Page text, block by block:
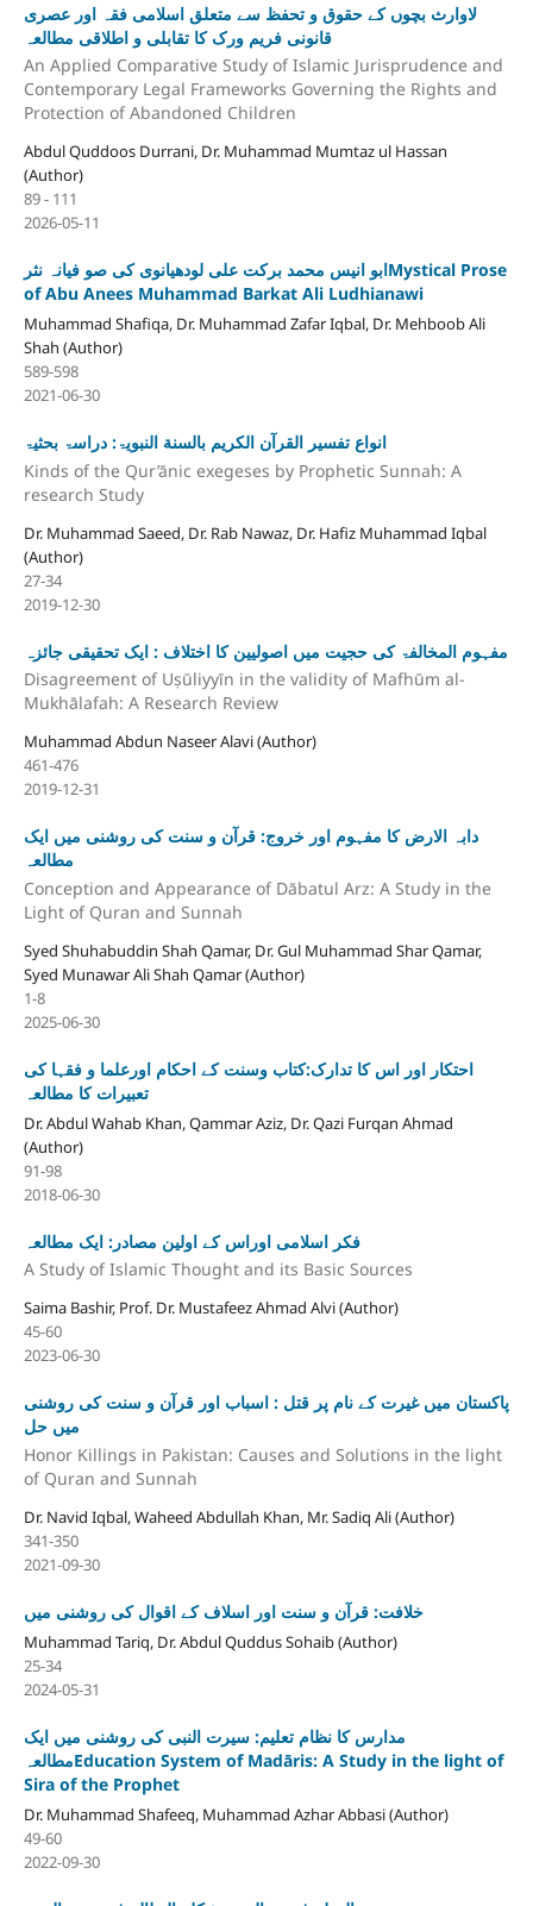
لاوارث بچوں کے حقوق و تحفظ سے متعلق اسلامی فقہ اور عصری
قانونی فریم ورک کا تقابلی و اطلاقی مطالعہ
An Applied Comparative Study of Islamic Jurisprudence and
Contemporary Legal Frameworks Governing the Rights and
Protection of Abandoned Children
Abdul Quddoos Durrani, Dr. Muhammad Mumtaz ul Hassan
(Author)
89 - 111
2026-05-11
ابو انیس محمد برکت علی لودھیانوی کی صو فیانہ نثرMystical Prose
of Abu Anees Muhammad Barkat Ali Ludhianawi
Muhammad Shafiqa, Dr. Muhammad Zafar Iqbal, Dr. Mehboob Ali
Shah (Author)
589-598
2021-06-30
انواع تفسير القرآن الكريم بالسنة النبویۃ: دراسۃ بحثیۃ
Kinds of the Qur’ānic exegeses by Prophetic Sunnah: A
research Study
Dr. Muhammad Saeed, Dr. Rab Nawaz, Dr. Hafiz Muhammad Iqbal
(Author)
27-34
2019-12-30
مفہوم المخالفۃ کی حجیت میں اصولیین کا اختلاف : ایک تحقیقی جائزہ
Disagreement of Uṣūliyyīn in the validity of Mafhūm al-
Mukhālafah: A Research Review
Muhammad Abdun Naseer Alavi (Author)
461-476
2019-12-31
دابہ الارض کا مفہوم اور خروج: قرآن و سنت کی روشنی میں ایک
مطالعہ
Conception and Appearance of Dābatul Arz: A Study in the
Light of Quran and Sunnah
Syed Shuhabuddin Shah Qamar, Dr. Gul Muhammad Shar Qamar,
Syed Munawar Ali Shah Qamar (Author)
1-8
2025-06-30
احتکار اور اس کا تدارک:کتاب وسنت کے احکام اورعلما و فقہا کی
تعبیرات کا مطالعہ
Dr. Abdul Wahab Khan, Qammar Aziz, Dr. Qazi Furqan Ahmad
(Author)
91-98
2018-06-30
فکر اسلامی اوراس کے اولین مصادر: ایک مطالعہ
A Study of Islamic Thought and its Basic Sources
Saima Bashir, Prof. Dr. Mustafeez Ahmad Alvi (Author)
45-60
2023-06-30
پاکستان میں غیرت کے نام پر قتل : اسباب اور قرآن و سنت کی روشنی
میں حل
Honor Killings in Pakistan: Causes and Solutions in the light
of Quran and Sunnah
Dr. Navid Iqbal, Waheed Abdullah Khan, Mr. Sadiq Ali (Author)
341-350
2021-09-30
خلافت: قرآن و سنت اور اسلاف کے اقوال کی روشنی میں
Muhammad Tariq, Dr. Abdul Quddus Sohaib (Author)
25-34
2024-05-31
مدارس کا نظام تعلیم: سیرت النبی کی روشنی میں ایک
مطالعہEducation System of Madāris: A Study in the light of
Sira of the Prophet
Dr. Muhammad Shafeeq, Muhammad Azhar Abbasi (Author)
49-60
2022-09-30